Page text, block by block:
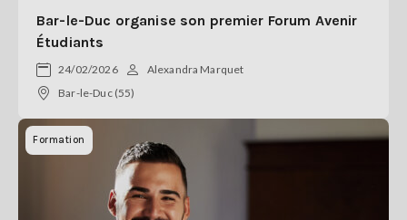
Bar-le-Duc organise son premier Forum Avenir
Étudiants
24/02/2026
Alexandra Marquet
Bar-le-Duc (55)
Formation